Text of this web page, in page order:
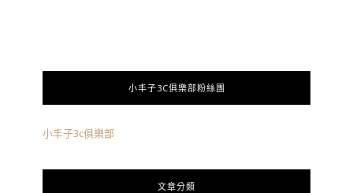
小丰子3C俱樂部粉絲團
小丰子3c俱樂部
文章分類